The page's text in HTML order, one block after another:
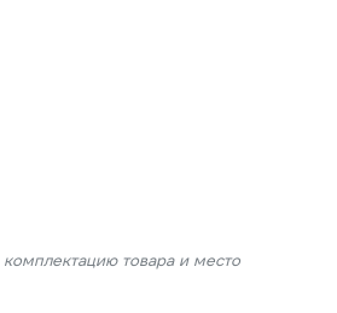
товара и место